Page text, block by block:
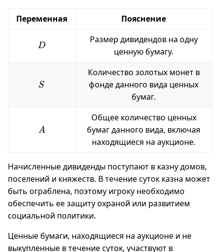
Переменная Пояснение
D
D
Размер дивидендов на одну
ценную бумагу.
S
S
Количество золотых монет в
фонде данного вида ценных
бумаг.
A
A
Общее количество ценных
бумаг данного вида, включая
находящиеся на аукционе.
Начисленные дивиденды поступают в казну домов,
поселений и княжеств. В течение суток казна может
быть ограблена, поэтому игроку необходимо
обеспечить ее защиту охраной или развитием
социальной политики.
Ценные бумаги, находящиеся на аукционе и не
выкупленные в течение суток, участвуют в